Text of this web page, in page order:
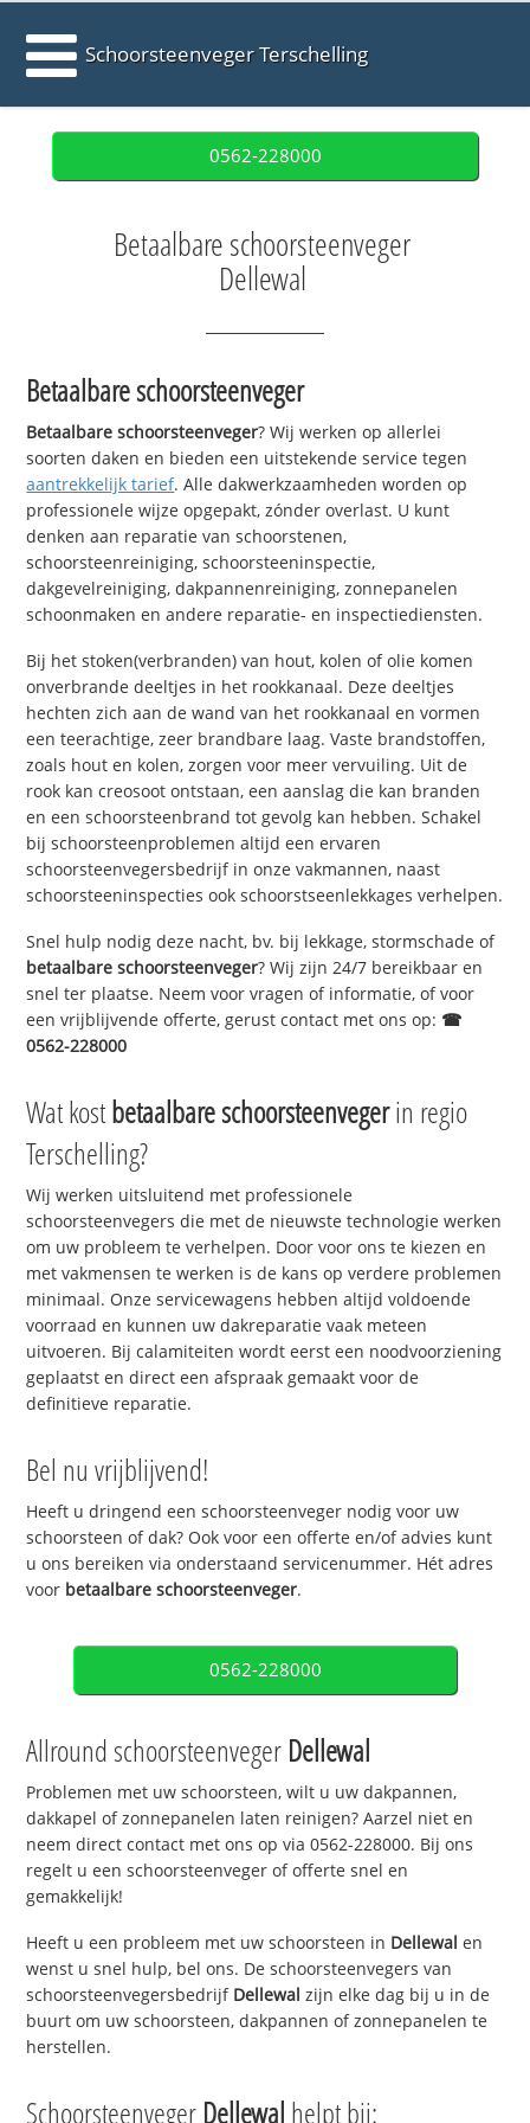
Schoorsteenveger Terschelling
0562-228000
Betaalbare schoorsteenveger
Dellewal
Betaalbare schoorsteenveger
Betaalbare schoorsteenveger? Wij werken op allerlei
soorten daken en bieden een uitstekende service tegen
aantrekkelijk tarief. Alle dakwerkzaamheden worden op
professionele wijze opgepakt, zónder overlast. U kunt
denken aan reparatie van schoorstenen,
schoorsteenreiniging, schoorsteeninspectie,
dakgevelreiniging, dakpannenreiniging, zonnepanelen
schoonmaken en andere reparatie- en inspectiediensten.
Bij het stoken(verbranden) van hout, kolen of olie komen
onverbrande deeltjes in het rookkanaal. Deze deeltjes
hechten zich aan de wand van het rookkanaal en vormen
een teerachtige, zeer brandbare laag. Vaste brandstoffen,
zoals hout en kolen, zorgen voor meer vervuiling. Uit de
rook kan creosoot ontstaan, een aanslag die kan branden
en een schoorsteenbrand tot gevolg kan hebben. Schakel
bij schoorsteenproblemen altijd een ervaren
schoorsteenvegersbedrijf in onze vakmannen, naast
schoorsteeninspecties ook schoorstseenlekkages verhelpen.
Snel hulp nodig deze nacht, bv. bij lekkage, stormschade of
betaalbare schoorsteenveger? Wij zijn 24/7 bereikbaar en
snel ter plaatse. Neem voor vragen of informatie, of voor
een vrijblijvende offerte, gerust contact met ons op: ☎
0562-228000
Wat kostbetaalbare schoorsteenvegerin regio
Terschelling?
Wij werken uitsluitend met professionele
schoorsteenvegers die met de nieuwste technologie werken
om uw probleem te verhelpen. Door voor ons te kiezen en
met vakmensen te werken is de kans op verdere problemen
minimaal. Onze servicewagens hebben altijd voldoende
voorraad en kunnen uw dakreparatie vaak meteen
uitvoeren. Bij calamiteiten wordt eerst een noodvoorziening
geplaatst en direct een afspraak gemaakt voor de
definitieve reparatie.
Bel nu vrijblijvend!
Heeft u dringend een schoorsteenveger nodig voor uw
schoorsteen of dak? Ook voor een offerte en/of advies kunt
u ons bereiken via onderstaand servicenummer. Hét adres
voor betaalbare schoorsteenveger.
0562-228000
Allround schoorsteenveger Dellewal
Problemen met uw schoorsteen, wilt u uw dakpannen,
dakkapel of zonnepanelen laten reinigen? Aarzel niet en
neem direct contact met ons op via 0562-228000. Bij ons
regelt u een schoorsteenveger of offerte snel en
gemakkelijk!
Heeft u een probleem met uw schoorsteen in Dellewal en
wenst u snel hulp, bel ons. De schoorsteenvegers van
schoorsteenvegersbedrijf Dellewal zijn elke dag bij u in de
buurt om uw schoorsteen, dakpannen of zonnepanelen te
herstellen.
Schoorsteenveger Dellewal helpt bij: